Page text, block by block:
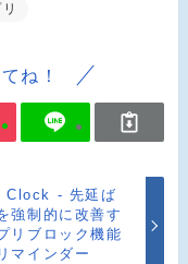
ね！
Clock - 先延ば
強制的に改善す
リブロック機能
マインダー